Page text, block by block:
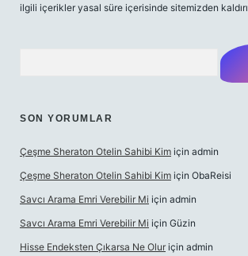
ilgili içerikler yasal süre içerisinde sitemizden
SON YORUMLAR
Çeşme Sheraton Otelin Sahibi Kim için admin
Çeşme Sheraton Otelin Sahibi Kim için ObaReisi
Savcı Arama Emri Verebilir Mi için admin
Savcı Arama Emri Verebilir Mi için Güzin
Hisse Endeksten Çıkarsa Ne Olur için admin